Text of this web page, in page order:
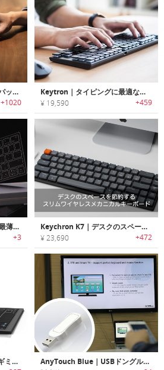
Nums｜MacBookトラックパッドをナンバーキーボードに変身させる厚さ1mmの超薄型ガラスフィルム「ナム」
+1020
Keytron｜タイピングに最適なウルトラスリムなワイヤレスメカニカルキーボード「キートロン」
¥ 19,590 +459
Quill｜ポケットに入る世界最薄で折りたたみ可能なキーボード
+3
Keychron K7｜デスクのスペースを節約するスリムワイヤレスメカニカルキーボード「キークロンK7」
¥ 23,690 +472
ZAGG Pocket｜折りたたみギミックが斬新なポケットワイヤレスキーボード「ザッグポケット」 AnyTouch Blue｜USBドングルを使用したエアーマウス機能搭載スマートワイヤレスキーボード/マウス「エニータッチブルー」